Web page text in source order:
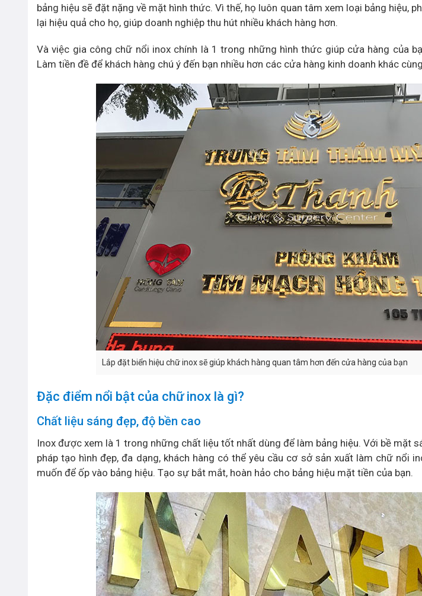
bảng hiệu sẽ đặt nặng về mặt hình thức. Vì thế, họ luôn quan tâm xem loại bảng hiệu,
lại hiệu quả cho họ, giúp doanh nghiệp thu hút nhiều khách hàng hơn.
Và việc gia công chữ nổi inox chính là 1 trong những hình thức giúp cửa hàng của
Làm tiền đề để khách hàng chú ý đến bạn nhiều hơn các cửa hàng kinh doanh khác
Lắp đặt biển hiệu chữ inox sẽ giúp khách hàng quan tâm hơn đến cửa hàng của bạn
Đặc điểm nổi bật của chữ inox là gì?
Chất liệu sáng đẹp, độ bền cao
Inox được xem là 1 trong những chất liệu tốt nhất dùng để làm bảng hiệu. Với bề mặt
pháp tạo hình đẹp, đa dạng, khách hàng có thể yêu cầu cơ sở sản xuất làm chữ nổi
muốn để ốp vào bảng hiệu. Tạo sự bắt mắt, hoàn hảo cho bảng hiệu mặt tiền của bạn.